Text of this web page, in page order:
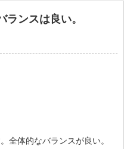
ンスは良い。
全体的なバランスが良い。